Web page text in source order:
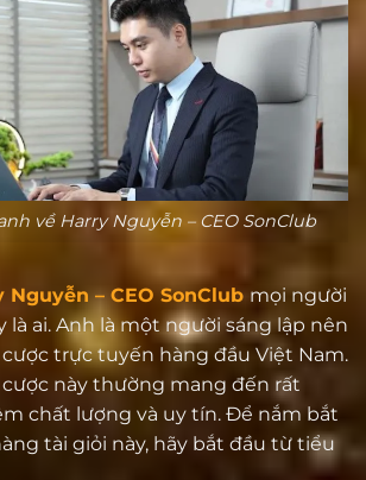
về Harry Nguyễn – CEO SonClub
Nguyễn – CEO SonClub mọi người
là ai. Anh là một người sáng lập nên
trực tuyến hàng đầu Việt Nam.
này thường mang đến rất
chất lượng và uy tín. Để nắm bắt
tài giỏi này, hãy bắt đầu từ tiểu